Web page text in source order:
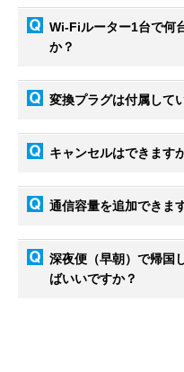
Wi-Fiルーター1台で何
か？
変換プラグは付属して
キャンセルはできます
通信容量を追加できま
深夜便（早朝）で帰国
ばいいですか？